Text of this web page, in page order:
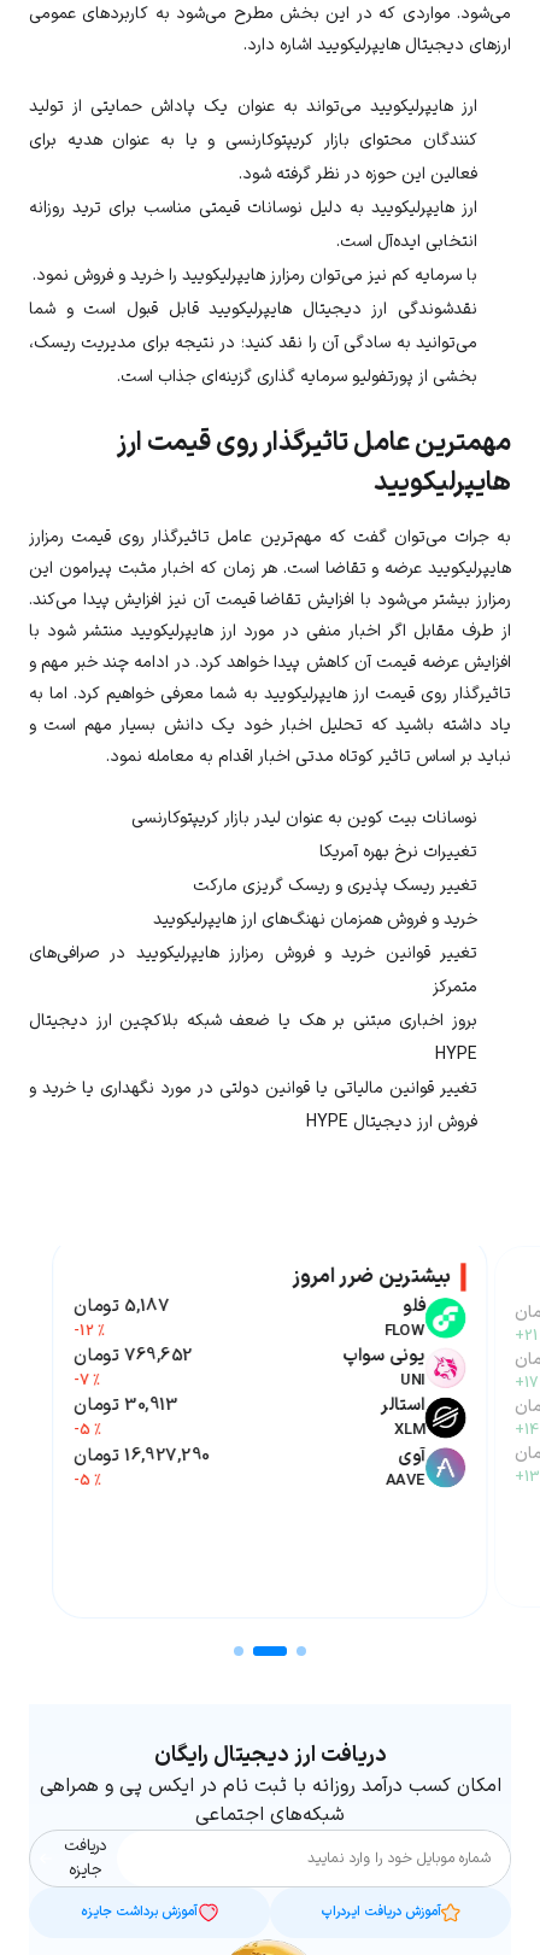
می‌شود. مواردی که در این بخش مطرح می‌شود به کاربردهای عمومی
ارزهای دیجیتال هایپرلیکویید اشاره دارد.
ارزهایپرلیکویید می‌تواند به عنوان یک پاداش حمایتی از تولید
کنندگان محتوای بازار کریپتوکارنسی و یا به عنوان هدیه برای
فعالین این حوزه در نظر گرفته شود.
ارز هایپرلیکویید به دلیل نوسانات قیمتی مناسب برای ترید روزانه
انتخابی ایده‌آل است.
با سرمایه کم نیز می‌توان رمزارز هایپرلیکویید را خرید و فروش نمود.
نقدشوندگی ارز دیجیتال هایپرلیکویید قابل قبول است و شما
می‌توانید به سادگی آن را نقد کنید؛ در نتیجه برای مدیریت ریسک،
بخشی از پورتفولیو سرمایه گذاری گزینه‌ای جذاب است.
مهمترین عامل تاثیرگذار روی قیمت ارز
هایپرلیکویید
به جرات می‌توان گفت که مهم‌ترین عامل تاثیرگذار روی قیمت رمزارز
هایپرلیکویید عرضه و تقاضا است. هر زمان که اخبار مثبت پیرامون این
رمزارز بیشتر می‌شود با افزایش تقاضا قیمت آن نیز افزایش پیدا می‌کند.
از طرف مقابل اگر اخبار منفی در مورد ارز هایپرلیکوییدمنتشر شود با
افزایش عرضه قیمت آن کاهش پیدا خواهد کرد. در ادامه چند خبر مهم و
تاثیرگذار روی قیمت ارزهایپرلیکویید به شما معرفی خواهیم کرد. اما به
یاد داشته باشید که تحلیل اخبار خود یک دانش بسیار مهم است و
نباید بر اساس تاثیر کوتاه مدتی اخبار اقدام به معامله نمود.
نوسانات بیت کوین به عنوان لیدر بازار کریپتوکارنسی
تغییرات نرخ بهره آمریکا
تغییر ریسک پذیری و ریسک گریزی مارکت
خرید و فروش همزمان نهنگ‌های ارز هایپرلیکویید
تغییر قوانین خرید و فروش رمزارزهایپرلیکویید در صرافی‌های
متمرکز
بروز اخباری مبتنی بر هک یا ضعف شبکه بلاکچین ارز دیجیتال
HYPE
تغییر قوانین مالیاتی یا قوانین دولتی در مورد نگهداری یا خرید و
فروش ارز دیجیتال HYPE
+21
+17
+14
بیشترین ضرر امروز
فلو
FLOW
5,187 تومان
-12 %
یونی سواپ
UNI
769,652 تومان
-7 %
استالر
XLM
30,913 تومان
-5 %
آوی
AAVE
16,927,290 تومان
-5 %
دریافت ارز دیجیتال رایگان
امکان کسب درآمد روزانه با ثبت نام در ایکس پی و همراهی
شبکه‌های اجتماعی
شماره موبایل
دریافت
جایزه
آموزش دریافت ایردراپ آموزش برداشت جایزه